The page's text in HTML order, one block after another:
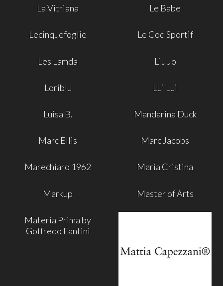
La Vitriana Le Babe
Lecinquefoglie Le Coq Sportif
Les Lamda Liu Jo
Loriblu Lui Lui
Luisa B. Mandarina Duck
Marc Ellis Marc Jacobs
Marechiaro 1962 Maria Cristina
Markup Master of Arts
Materia Prima by
Goffredo Fantini